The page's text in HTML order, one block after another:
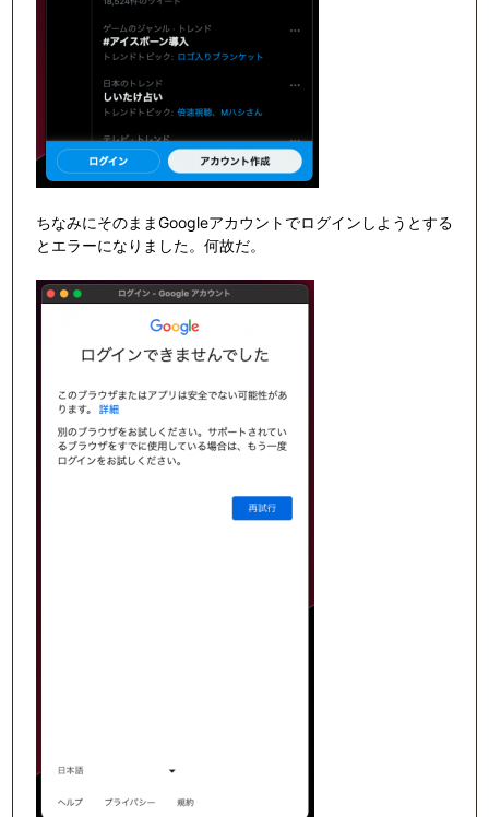
ちなみにそのままGoogleアカウントでログインしようとする
とエラーになりました。何故だ。